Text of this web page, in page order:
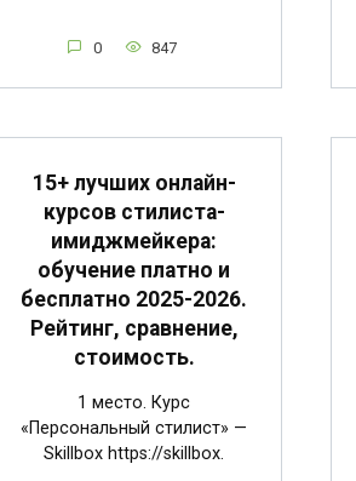
0 847
15+ лучших онлайн-
курсов стилиста-
имиджмейкера:
обучение платно и
бесплатно 2025-2026.
Рейтинг, сравнение,
стоимость.
1 место. Курс
«Персональный стилист» —
Skillbox https://skillbox.